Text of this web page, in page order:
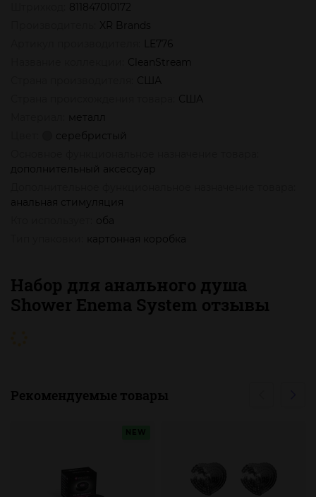
811847010172
XR Brands
LE776
CleanStream
США
США
металл
серебристый
дополнительный аксессуар
анальная стимуляция
оба
картонная коробка
Набор для анального душа
Shower Enema System отзывы
Рекомендуемые товары